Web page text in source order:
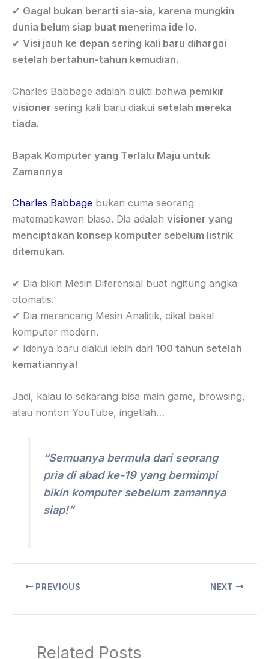
✔ Gagal bukan berarti sia-sia, karena mungkin
dunia belum siap buat menerima ide lo.
✔ Visi jauh ke depan sering kali baru dihargai
setelah bertahun-tahun kemudian.
Charles Babbage adalah bukti bahwa pemikir
visioner sering kali baru diakui setelah mereka
tiada.
Bapak Komputer yang Terlalu Maju untuk
Zamannya
Charles Babbage bukan cuma seorang
matematikawan biasa. Dia adalah visioner yang
menciptakan konsep komputer sebelum listrik
ditemukan.
✔ Dia bikin Mesin Diferensial buat ngitung angka
otomatis.
✔ Dia merancang Mesin Analitik, cikal bakal
komputer modern.
✔ Idenya baru diakui lebih dari 100 tahun setelah
kematiannya!
Jadi, kalau lo sekarang bisa main game, browsing,
atau nonton YouTube, ingetlah…
“Semuanya bermula dari seorang
pria di abad ke-19 yang bermimpi
bikin komputer sebelum zamannya
siap!”
PREVIOUS NEXT
Related Posts